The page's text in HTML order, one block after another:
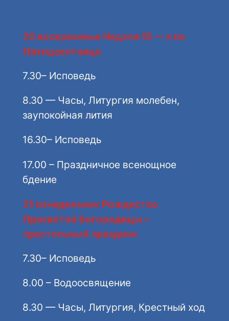
20 воскресенье Неделя 15 — я по
Пятидесятнице
7.30– Исповедь
8.30 — Часы, Литургия молебен,
заупокойная лития
16.30– Исповедь
17.00 – Праздничное всенощное
бдение
21 понедельник Рождество
Пресвятой Богородицы –
престольный праздник
7.30– Исповедь
8.00 – Водоосвящение
8.30 — Часы, Литургия, Крестный ход